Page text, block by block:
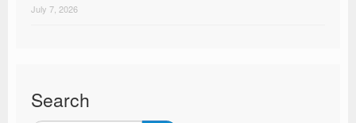
July 7, 2026
Search